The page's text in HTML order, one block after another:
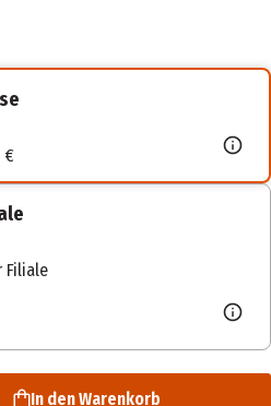
€
Filiale
In den Warenkorb